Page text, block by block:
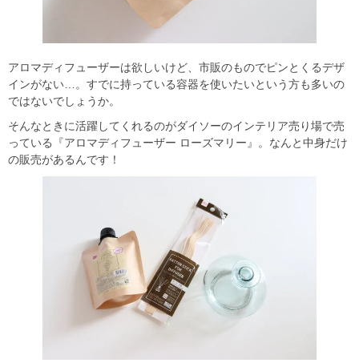
アロマディフューザーは欲しいけど、市販のものでピンとくるデザ
インがない…。すでに持っている容器を使いたいという方も多いの
ではないでしょうか。
そんなときに活躍してくれるのがダイソーのインテリア売り場で売
っている『アロマディフューザー ローズマリー』。なんと中身だけ
の販売があるんです！